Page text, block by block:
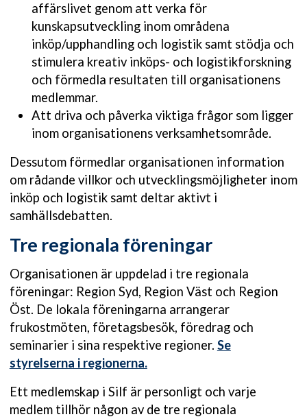
affärslivet genom att verka för
kunskapsutveckling inom områdena
inköp/upphandling och logistik samt stödja och
stimulera kreativ inköps- och logistikforskning
och förmedla resultaten till organisationens
medlemmar.
Att driva och påverka viktiga frågor som ligger
inom organisationens verksamhetsområde.
Dessutom förmedlar organisationen information
om rådande villkor och utvecklingsmöjligheter inom
inköp och logistik samt deltar aktivt i
samhällsdebatten.
Tre regionala föreningar
Organisationen är uppdelad i tre regionala
föreningar: Region Syd, Region Väst och Region
Öst. De lokala föreningarna arrangerar
frukostmöten, företagsbesök, föredrag och
seminarier i sina respektive regioner. Se
styrelserna i regionerna.
Ett medlemskap i Silf är personligt och varje
medlem tillhör någon av de tre regionala